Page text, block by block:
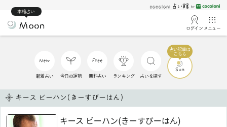
本格占い
ログイン メニュー
新着占い 今日の運勢 無料占い ランキング 占いを探す
キース ビーハン(きーすびーはん)
キース ビーハン(きーすびーはん)